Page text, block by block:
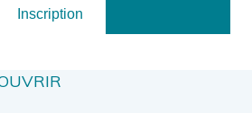
Inscription